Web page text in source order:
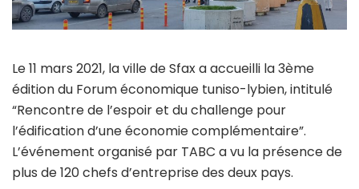
Le 11 mars 2021, la ville de Sfax a accueilli la 3ème
édition du Forum économique tuniso-lybien, intitulé
“Rencontre de l’espoir et du challenge pour
l’édification d’une économie complémentaire”.
L’événement organisé par TABC a vu la présence de
plus de 120 chefs d’entreprise des deux pays.